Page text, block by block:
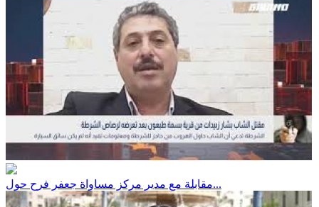
مقابلة مع مدير مركز مساواة جعفر فرح حول...